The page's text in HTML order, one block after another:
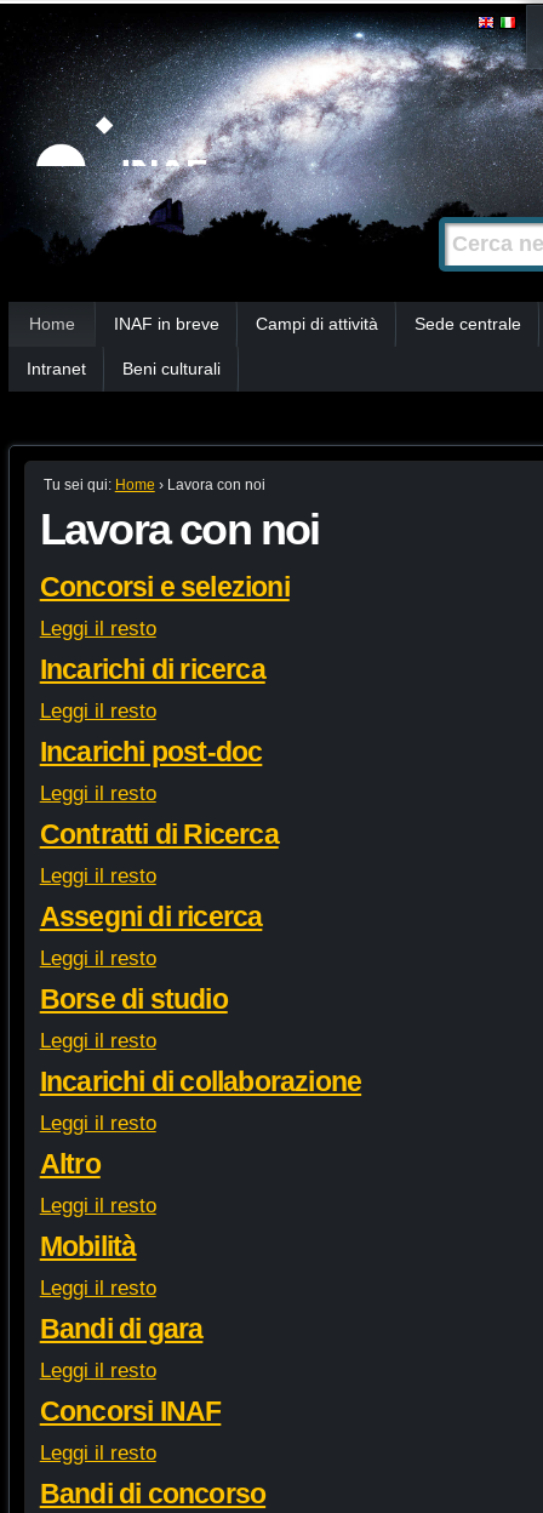
Strumenti
personali
Salta
contenuti.
|
Salta
alla
navigazione
Cerca nel
Ricerca
avanzata…
Home INAF in breve Campi di attività Sede centrale
Intranet Beni culturali
Tu sei qui: Home › Lavora con noi
Lavora con noi
Concorsi e selezioni
Leggi il resto
Incarichi di ricerca
Leggi il resto
Incarichi post-doc
Leggi il resto
Contratti di Ricerca
Leggi il resto
Assegni di ricerca
Leggi il resto
Borse di studio
Leggi il resto
Incarichi di collaborazione
Leggi il resto
Altro
Leggi il resto
Mobilità
Leggi il resto
Bandi di gara
Leggi il resto
Concorsi INAF
Leggi il resto
Bandi di concorso